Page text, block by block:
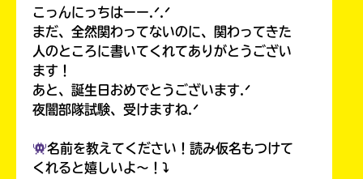
こっんにっちはーー.ᐟ.ᐟ
まだ、全然関わってないのに、関わってきた
人のところに書いてくれてありがとうござい
ます！
あと、誕生日おめでとうございます.ᐟ
夜闇部隊試験、受けますね.ᐟ
名前を教えてください！読み仮名もつけて
くれると嬉しいよ〜！⤵︎